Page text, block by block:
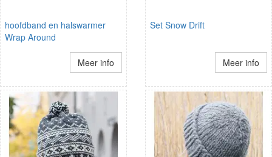
hoofdband en halswarmer
Wrap Around
Meer info
Set Snow Drift
Meer info